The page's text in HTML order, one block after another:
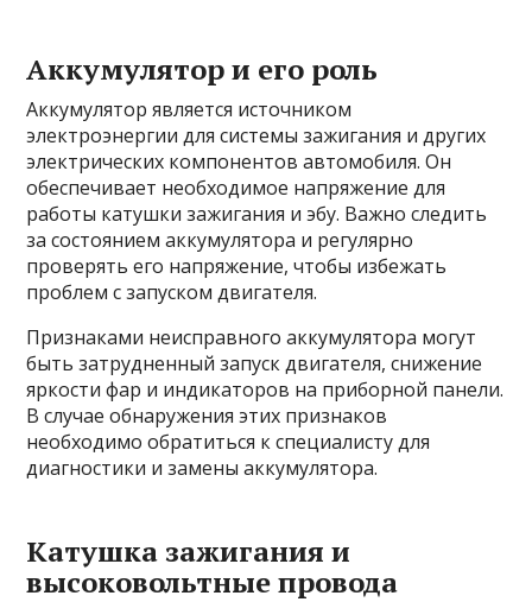
Аккумулятор и его роль
Аккумулятор является источником
электроэнергии для системы зажигания и других
электрических компонентов автомобиля. Он
обеспечивает необходимое напряжение для
работы катушки зажигания и эбу. Важно следить
за состоянием аккумулятора и регулярно
проверять его напряжение, чтобы избежать
проблем с запуском двигателя.
Признаками неисправного аккумулятора могут
быть затрудненный запуск двигателя, снижение
яркости фар и индикаторов на приборной панели.
В случае обнаружения этих признаков
необходимо обратиться к специалисту для
диагностики и замены аккумулятора.
Катушка зажигания и
высоковольтные провода